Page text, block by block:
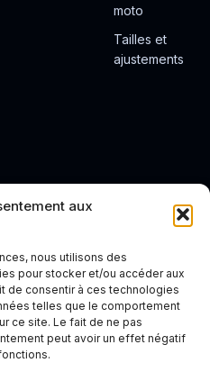
aux
nous utilisons des
pour stocker et/ou accéder aux
de consentir à ces technologies
telles que le comportement
ce site. Le fait de ne pas
peut avoir un effet négatif
moto
Tailles et
ajustements